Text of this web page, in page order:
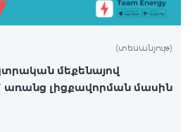
(տեսանյութ)
մեքենայով
առանց լիցքավորման մասին